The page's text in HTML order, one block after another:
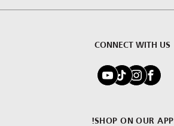
CONNECT WITH US
SHOP ON OUR APP!